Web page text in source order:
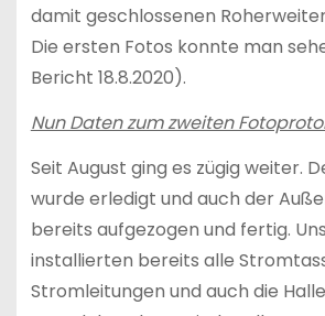
damit geschlossenen
Die ersten Fotos konnte man
Bericht 18.8.2020).
Nun Daten zum zweiten
Seit August ging es zügig weiter.
wurde erledigt und auch der
bereits aufgezogen und fertig.
installierten bereits alle
Stromleitungen und auch die